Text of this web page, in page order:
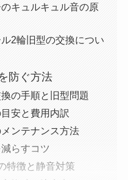
キュルキュル音の原
2輪旧型の交換につい
防ぐ方法
の手順と旧型問題
安と費用内訳
ンテナンス方法
らすコツ
特徴と静音対策